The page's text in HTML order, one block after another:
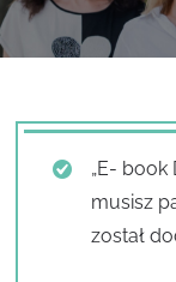
„E-
musisz
został